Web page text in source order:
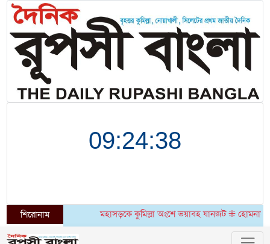
শিরোনাম মহাসড়কে কুমিল্লা অংশে ভয়াবহ যানজট ⁜ হোমনায় ৬ মাসেও